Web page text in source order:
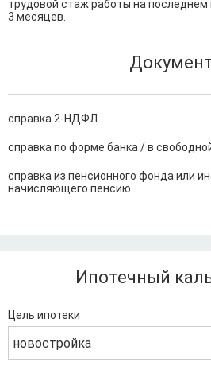
трудовой стаж работы на
3 месяцев.
справка 2-НДФЛ
справка по форме банка / в
справка из пенсионного фонда или
начисляющего пенсию
Ипотечный
Цель ипотеки
новостройка